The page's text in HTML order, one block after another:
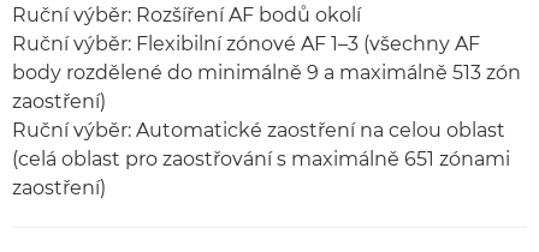
Ruční výběr: Rozšíření AF bodů okolí
Ruční výběr: Flexibilní zónové AF 1–3 (všechny AF
body rozdělené do minimálně 9 a maximálně 513 zón
zaostření)
Ruční výběr: Automatické zaostření na celou oblast
(celá oblast pro zaostřování s maximálně 651 zónami
zaostření)